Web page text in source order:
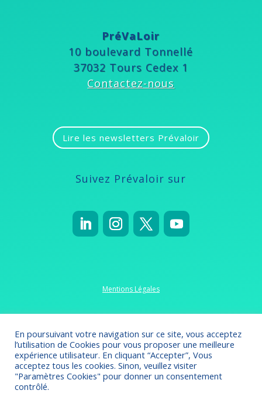
PréVaLoir
10 boulevard Tonnellé
37032 Tours Cedex 1
Contactez-nous
Lire les newsletters Prévaloir
Suivez Prévaloir sur
Mentions Légales
Politique de confidentialité
Crédits 2022-2023// CréationOmsolution
En poursuivant votre navigation sur ce site, vous acceptez
l’utilisation de Cookies pour vous proposer une meilleure
expérience utilisateur. En cliquant “Accepter”, Vous
acceptez tous les cookies. Sinon, veuillez visiter
"Paramètres Cookies" pour donner un consentement
contrôlé.